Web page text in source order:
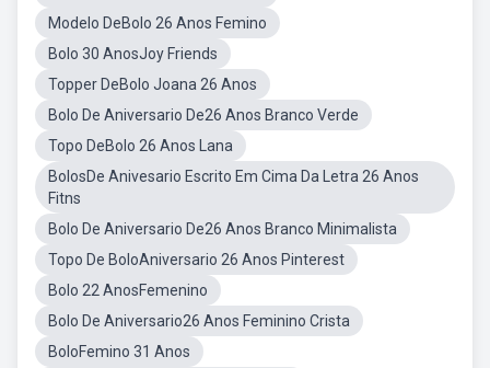
Modelo DeBolo 26 Anos Femino
Bolo 30 AnosJoy Friends
Topper DeBolo Joana 26 Anos
Bolo De Aniversario De26 Anos Branco Verde
Topo DeBolo 26 Anos Lana
BolosDe Anivesario Escrito Em Cima Da Letra 26 Anos
Fitns
Bolo De Aniversario De26 Anos Branco Minimalista
Topo De BoloAniversario 26 Anos Pinterest
Bolo 22 AnosFemenino
Bolo De Aniversario26 Anos Feminino Crista
BoloFemino 31 Anos